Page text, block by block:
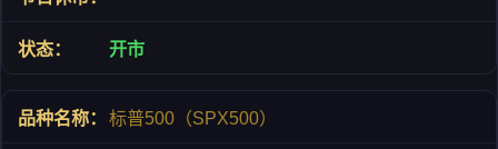
开市
标普500（SPX500）